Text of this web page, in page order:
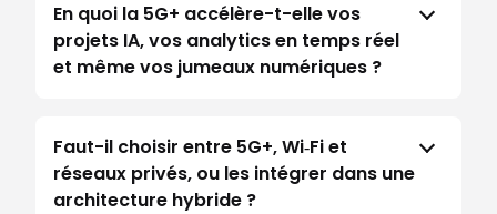
En quoi la 5G+ accélère-t-elle vos
projets IA, vos analytics en temps réel
et même vos jumeaux numériques ?
Faut-il choisir entre 5G+, Wi‑Fi et
réseaux privés, ou les intégrer dans une
architecture hybride ?